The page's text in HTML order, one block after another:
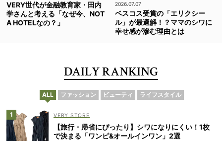
VERY世代が金融教育家・田内
学さんと考える「なぜ今、NOT
A HOTELなの？」
2026.07.07
ベスコス受賞の「エリクシー
ル」が最適解！？ママのシワに
幸せ感が滲む理由とは
DAILY RANKING
ALL ファッション ビューティ ライフスタイル
VERY STORE
【旅行・帰省にぴったり】シワになりにくい！1枚
で決まる「ワンピ&オールインワン」2選